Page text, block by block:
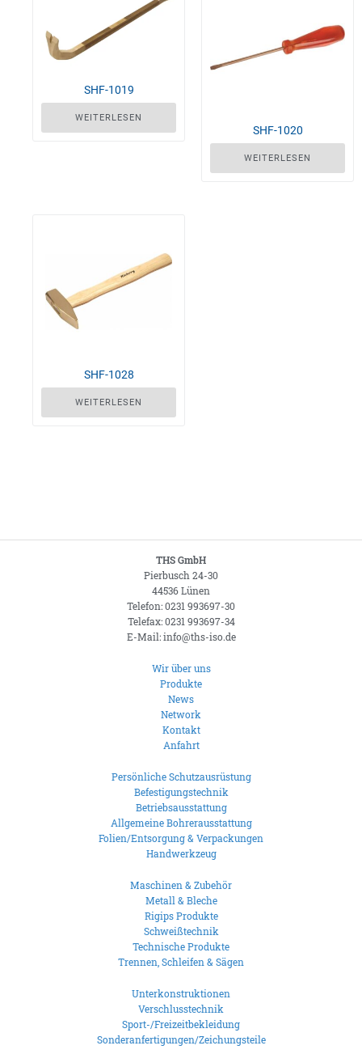
SHF-1019
WEITERLESEN
SHF-1020
WEITERLESEN
SHF-1028
WEITERLESEN
THS GmbH
Pierbusch 24-30
44536 Lünen
Telefon: 0231 993697-30
Telefax: 0231 993697-34
E-Mail: info@ths-iso.de
Wir über uns
Produkte
News
Network
Kontakt
Anfahrt
Persönliche Schutzausrüstung
Befestigungstechnik
Betriebsausstattung
Allgemeine Bohrerausstattung
Folien/Entsorgung & Verpackungen
Handwerkzeug
Maschinen & Zubehör
Metall & Bleche
Rigips Produkte
Schweißtechnik
Technische Produkte
Trennen, Schleifen & Sägen
Unterkonstruktionen
Verschlusstechnik
Sport-/Freizeitbekleidung
Sonderanfertigungen/Zeichungsteile